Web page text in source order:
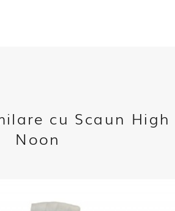
cu Scaun High
Noon